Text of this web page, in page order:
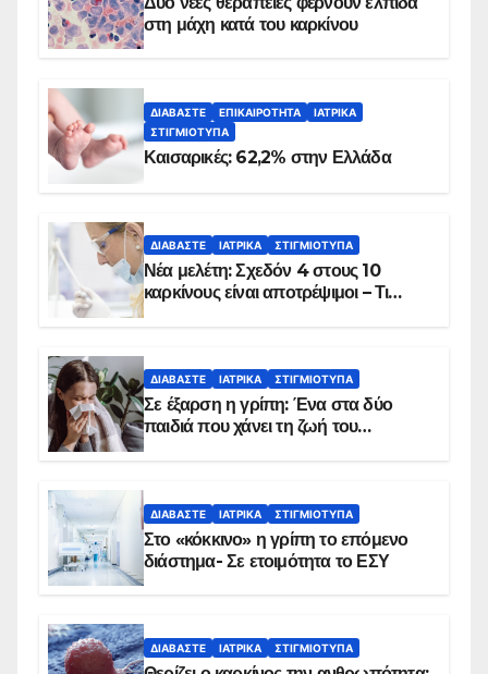
στη μάχη κατά του καρκίνου
ΔΙΑΒΆΣΤΕ ΕΠΙΚΑΙΡΌΤΗΤΑ
ΙΑΤΡΙΚΆ
ΣΤΙΓΜΙΌΤΥΠΑ
Καισαρικές: 62,2% στην Ελλάδα
ΔΙΑΒΆΣΤΕ ΙΑΤΡΙΚΆ ΣΤΙΓΜΙΌΤΥΠΑ
Νέα μελέτη: Σχεδόν 4 στους 10
καρκίνους είναι αποτρέψιμοι – Τι
ΔΙΑΒΆΣΤΕ ΙΑΤΡΙΚΆ ΣΤΙΓΜΙΌΤΥΠΑ
Σε έξαρση η γρίπη: Ένα στα δύο
παιδιά που χάνει τη ζωή του
ΔΙΑΒΆΣΤΕ ΙΑΤΡΙΚΆ ΣΤΙΓΜΙΌΤΥΠΑ
Στο «κόκκινο» η γρίπη το επόμενο
διάστημα- Σε ετοιμότητα το ΕΣΥ
ΔΙΑΒΆΣΤΕ ΙΑΤΡΙΚΆ ΣΤΙΓΜΙΌΤΥΠΑ